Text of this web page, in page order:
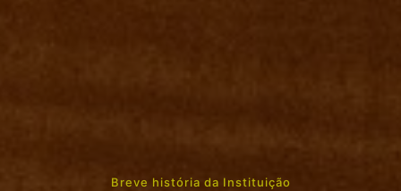
Breve história da Instituição